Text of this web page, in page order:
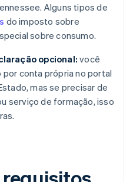
Alguns tipos de
do imposto sobre
sobre consumo.
opcional: você
conta própria no portal
mas se precisar de
serviço de formação, isso